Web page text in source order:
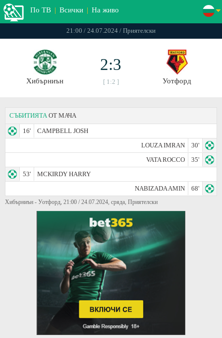
По ТВ | Всички | На живо
21:00 / 24.07.2024 / Приятелски
Хибърниън
2:3
[ 1:2 ] Уотфорд
СЪБИТИЯТА ОТ МАЧА
16'
CAMPBELL JOSH
LOUZA IMRAN
30'
VATA ROCCO
35'
53'
MCKIRDY HARRY
NABIZADA AMIN
68'
Хибърниън - Уотфорд, 21:00 / 24.07.2024, сряда, Приятелски